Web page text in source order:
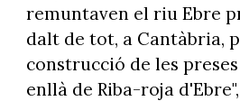
remuntaven el riu Ebre
dalt de tot, a Cantàbria,
construcció de les
enllà de Riba-roja